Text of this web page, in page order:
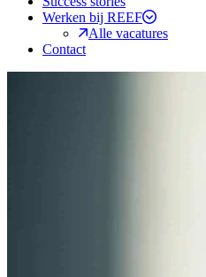
Werken bij REEF
Alle vacatures
Contact